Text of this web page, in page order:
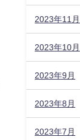
2023年11月
2023年10月
2023年9月
2023年8月
2023年7月